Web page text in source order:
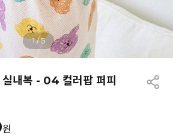
1/5
내복 - 04 컬러팝 퍼피
원